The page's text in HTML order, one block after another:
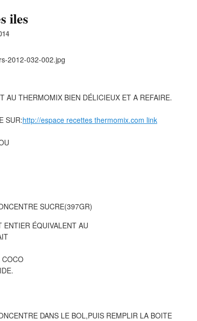
iles
AU THERMOMIX BIEN DÉLICIEUX ET A REFAIRE.
SUR:http://espace recettes thermomix.com link
SUCRE(397GR)
ENTIER ÉQUIVALENT AU
COCO
DANS LE BOL,PUIS REMPLIR LA BOITE